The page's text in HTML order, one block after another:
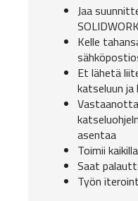
Jaa
Kelle
Et lähetä
katseluun
asentaa
Toimii
Saat
Työn